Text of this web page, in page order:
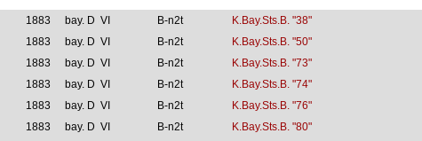
1883 bay. D VI B-n2t
K.Bay.Sts.B. "38"
1883 bay. D VI B-n2t
K.Bay.Sts.B. "50"
1883 bay. D VI B-n2t
K.Bay.Sts.B. "73"
1883 bay. D VI B-n2t
K.Bay.Sts.B. "74"
1883 bay. D VI B-n2t
K.Bay.Sts.B. "76"
1883 bay. D VI B-n2t
K.Bay.Sts.B. "80"